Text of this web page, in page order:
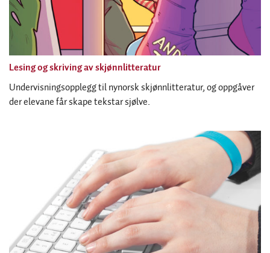
Lesing og skriving av skjønnlitteratur
Undervisningsopplegg til nynorsk skjønnlitteratur, og oppgåver
der elevane får skape tekstar sjølve.